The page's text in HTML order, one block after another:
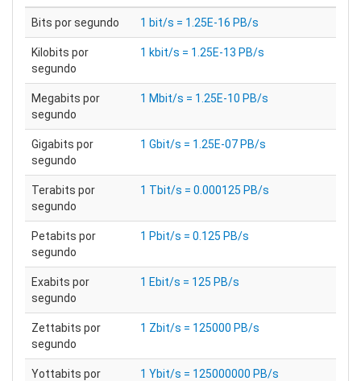
Bits por segundo 1 bit/s = 1.25E-16 PB/s
Kilobits por
segundo
1 kbit/s = 1.25E-13 PB/s
Megabits por
segundo
1 Mbit/s = 1.25E-10 PB/s
Gigabits por
segundo
1 Gbit/s = 1.25E-07 PB/s
Terabits por
segundo
1 Tbit/s = 0.000125 PB/s
Petabits por
segundo
1 Pbit/s = 0.125 PB/s
Exabits por
segundo
1 Ebit/s = 125 PB/s
Zettabits por
segundo
1 Zbit/s = 125000 PB/s
Yottabits por
1 Ybit/s = 125000000 PB/s